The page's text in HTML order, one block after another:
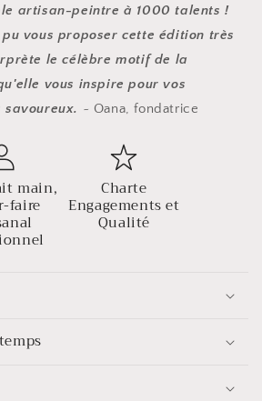
artisan-peintre à 1000 talents !
vous proposer cette édition très
le célèbre motif de la
vous inspire pour vos
~ Oana, fondatrice
main,
faire
Charte
Engagements et
Qualité